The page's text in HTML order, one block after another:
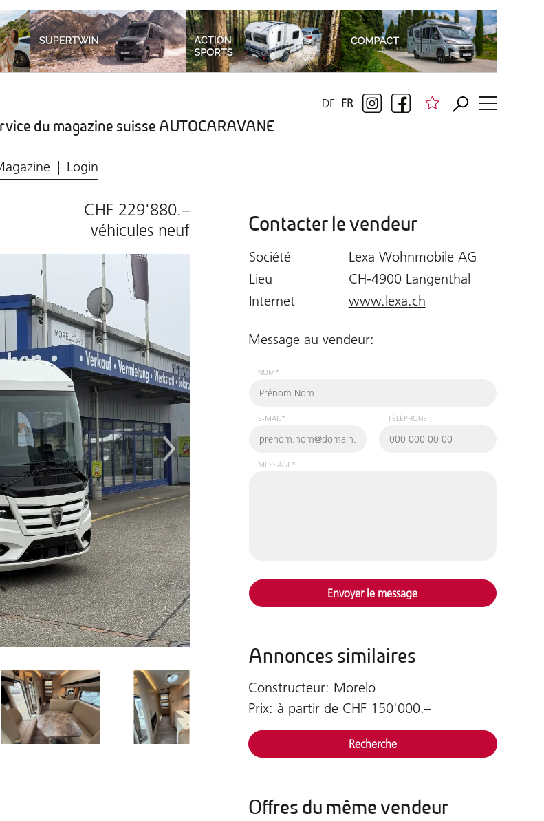
du magazine suisse AUTOCARAVANE
FR
DE
Login
CHF 229'880.–
véhicules neuf
Contacter le vendeur
Société
Lexa Wohnmobile AG
Lieu
CH-4900 Langenthal
Internet
www.lexa.ch
Message au vendeur:
NOM*
E-MAIL* TÉLÉPHONE
MESSAGE*
Envoyer le message
Annonces similaires
Constructeur: Morelo
Prix: à partir de CHF 150'000.–
Recherche
Offres du même vendeur